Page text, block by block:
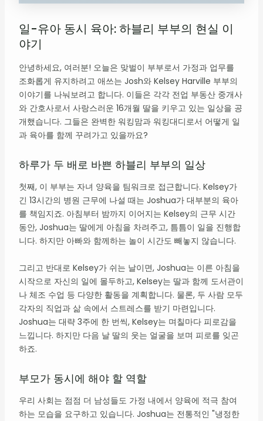
일-유아 동시 육아: 하블리 부부의 현실 이
야기
안녕하세요, 여러분! 오늘은 맞벌이 부부로서 가정과 업무를
조화롭게 유지하려고 애쓰는 Josh와 Kelsey Harville 부부의
이야기를 나눠보려고 합니다. 이들은 각각 전업 부동산 중개사
와 간호사로서 사랑스러운 16개월 딸을 키우고 있는 일상을 공
개했습니다. 그들은 완벽한 워킹맘과 워킹대디로서 어떻게 일
과 육아를 함께 꾸려가고 있을까요?
하루가 두 배로 바쁜 하블리 부부의 일상
첫째, 이 부부는 자녀 양육을 팀워크로 접근합니다. Kelsey가
긴 13시간의 병원 근무에 나설 때는 Joshua가 대부분의 육아
를 책임지죠. 아침부터 밤까지 이어지는 Kelsey의 근무 시간
동안, Joshua는 딸에게 아침을 차려주고, 틈틈이 일을 진행합
니다. 하지만 아빠와 함께하는 놀이 시간도 빼놓지 않습니다.
그리고 반대로 Kelsey가 쉬는 날이면, Joshua는 이른 아침을
시작으로 자신의 일에 몰두하고, Kelsey는 딸과 함께 도서관이
나 체조 수업 등 다양한 활동을 계획합니다. 물론, 두 사람 모두
각자의 직업과 삶 속에서 스트레스를 받기 마련입니다.
Joshua는 대략 3주에 한 번씩, Kelsey는 며칠마다 피로감을
느낍니다. 하지만 다음 날 딸의 웃는 얼굴을 보며 피로를 잊곤
하죠.
부모가 동시에 해야 할 역할
우리 사회는 점점 더 남성들도 가정 내에서 양육에 적극 참여
하는 모습을 요구하고 있습니다. Joshua는 전통적인 "냉정한